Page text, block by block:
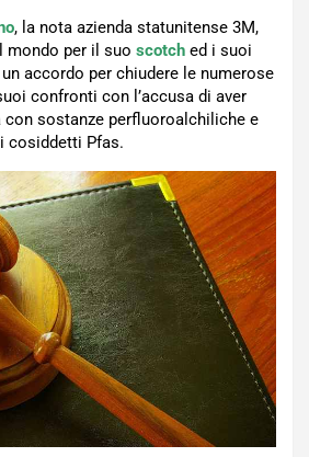
, la nota azienda statunitense 3M,
per il suo scotch ed i suoi
accordo per chiudere le numerose
confronti con l’accusa di aver
con sostanze perfluoroalchiliche e
cosiddetti Pfas.